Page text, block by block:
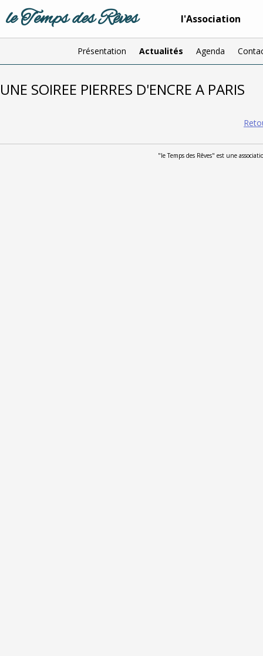
le Temps des Rêves l'Association
Présentation Actualités Agenda
UNE SOIREE PIERRES D'ENCRE A PARIS
"le Temps des Rêves" est une